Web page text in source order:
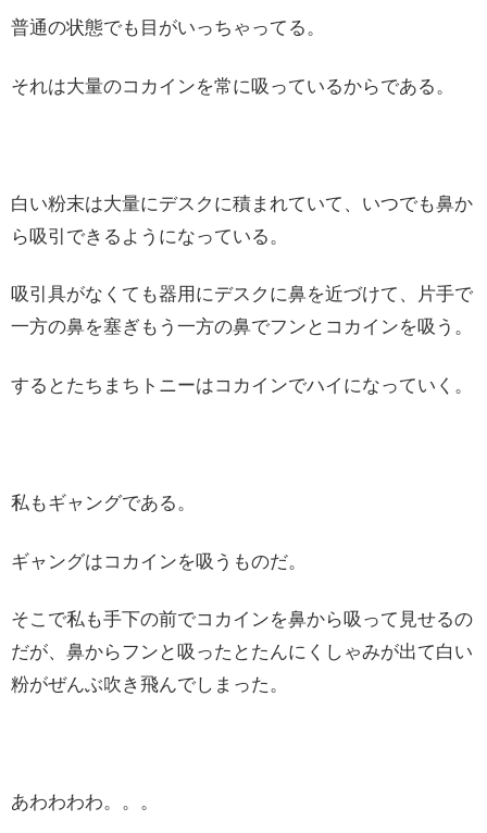
普通の状態でも目がいっちゃってる。
それは大量のコカインを常に吸っているからである。
白い粉末は大量にデスクに積まれていて、いつでも鼻か
ら吸引できるようになっている。
吸引具がなくても器用にデスクに鼻を近づけて、片手で
一方の鼻を塞ぎもう一方の鼻でフンとコカインを吸う。
するとたちまちトニーはコカインでハイになっていく。
私もギャングである。
ギャングはコカインを吸うものだ。
そこで私も手下の前でコカインを鼻から吸って見せるの
だが、鼻からフンと吸ったとたんにくしゃみが出て白い
粉がぜんぶ吹き飛んでしまった。
あわわわわ。。。